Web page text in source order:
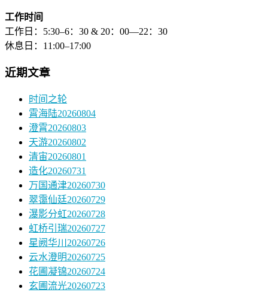
工作时间
工作日：5:30–6：30 & 20：00—22：30
休息日：11:00–17:00
近期文章
时间之轮
霄海陆20260804
澄霄20260803
天游20260802
清宙20260801
造化20260731
万国通津20260730
翠霭仙廷20260729
瀑影分虹20260728
虹桥引瑞20260727
星阙华川20260726
云水澄明20260725
花圃凝锦20260724
玄圃流光20260723